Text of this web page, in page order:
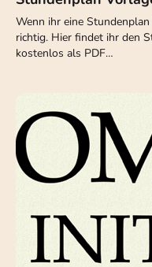
Wenn ihr eine
richtig. Hier findet ihr den
kostenlos als PDF…